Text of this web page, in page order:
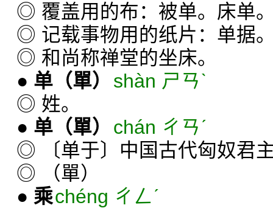
◎ 覆盖用的布：被单。床单
◎ 记载事物用的纸片：单据
◎ 和尚称禅堂的坐床。
● 单 （單）
shàn ㄕㄢˋ
◎ 姓。
● 单 （單）
chán ㄔㄢˊ
◎ 〔单于〕中国古代匈奴君
◎ （單）
● 乘chéng ㄔㄥˊ